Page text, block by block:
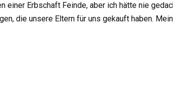
einer Erbschaft Feinde, aber ich hätte nie
die unsere Eltern für uns gekauft haben.